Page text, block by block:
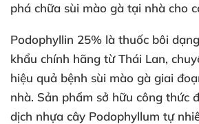
phá chữa sùi mào gà tại nhà cho
Podophyllin 25% là thuốc bôi
khẩu chính hãng từ Thái Lan,
hiệu quả bệnh sùi mào gà giai
nhà. Sản phẩm sở hữu công thức
dịch nhựa cây Podophyllum tự